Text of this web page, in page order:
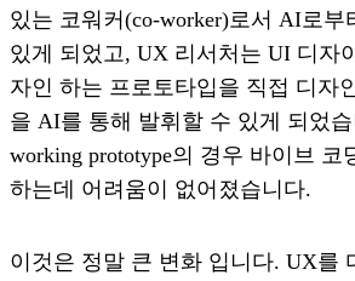
있는 코워커(co-worker)로서 AI로부
있게 되었고, UX 리서처는 UI 디자
자인 하는 프로토타입을 직접 디자
을 AI를 통해 발휘할 수 있게 되었
working prototype의 경우 바이브 코
하는데 어려움이 없어졌습니다.
이것은 정말 큰 변화 입니다. UX를